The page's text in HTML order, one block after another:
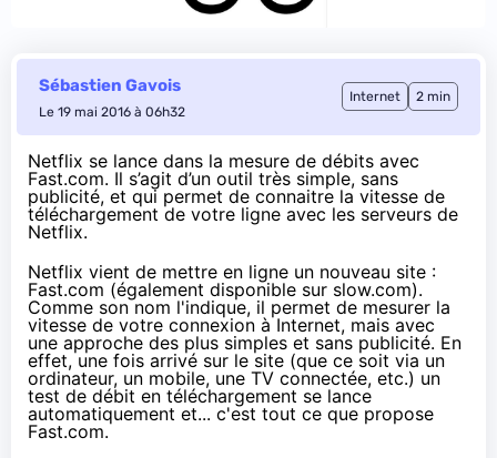
Sébastien Gavois
Le 19 mai 2016 à 06h32
Internet 2 min
Netflix se lance dans la mesure de débits avec
Fast.com. Il s’agit d’un outil très simple, sans
publicité, et qui permet de connaitre la vitesse de
téléchargement de votre ligne avec les serveurs de
Netflix.
Netflix vient de mettre en ligne un nouveau site :
Fast.com (également disponible sur slow.com).
Comme son nom l'indique, il permet de mesurer la
vitesse de votre connexion à Internet, mais avec
une approche des plus simples et sans publicité. En
effet, une fois arrivé sur le site (que ce soit via un
ordinateur, un mobile, une TV connectée, etc.) un
test de débit en téléchargement se lance
automatiquement et... c'est tout ce que propose
Fast.com.